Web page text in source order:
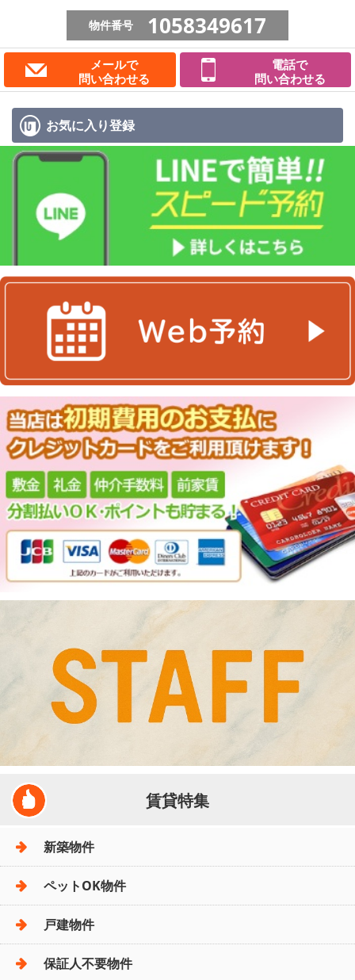
物件番号 1058349617
メールで
問い合わせる
電話で
問い合わせる
お気に入り登録
賃貸特集
新築物件
ペットOK物件
戸建物件
保証人不要物件